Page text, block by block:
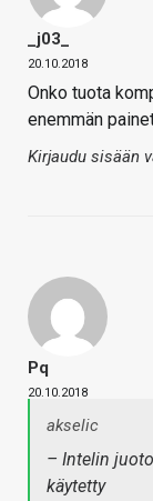
_j03_
20.10.2018
Onko tuota
enemmän
Kirjaudu sisään
Pq
20.10.2018
akselic
– Intelin
käytetty